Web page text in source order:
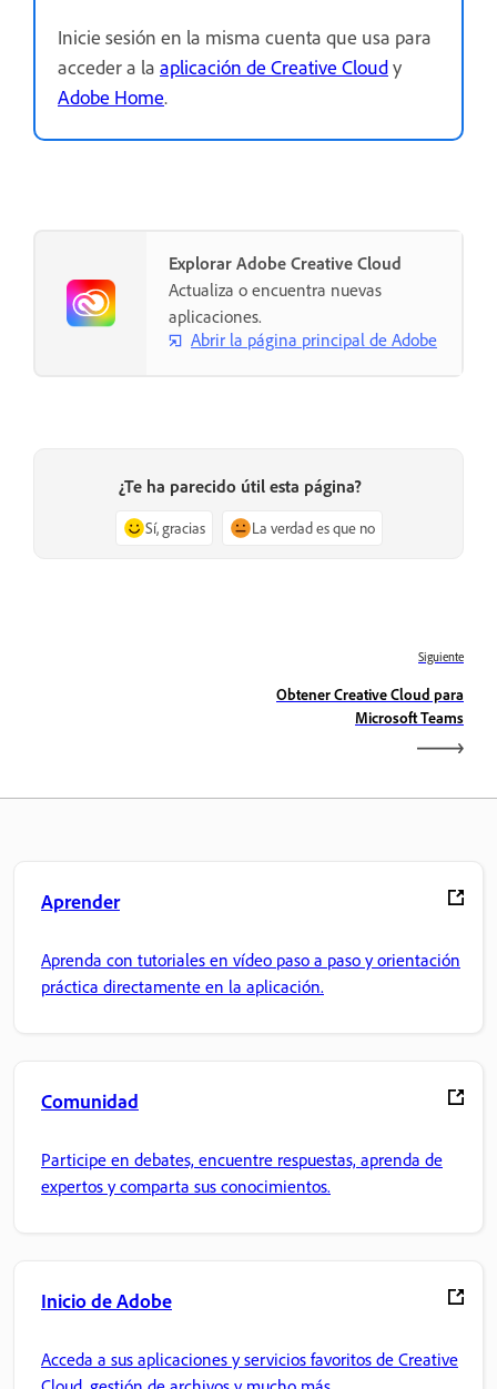
Inicie sesión en la misma cuenta que usa para
acceder a la aplicación de Creative Cloudy
Adobe Home.
Explorar Adobe Creative Cloud
Actualiza o encuentra nuevas
aplicaciones.
Abrir la página principal de Adobe
¿Te ha parecido útil esta página?
Sí, gracias La verdad es que no
Siguiente
Obtener Creative Cloud para
Microsoft Teams
Aprender
Aprenda con tutoriales en vídeo paso a paso y orientación
práctica directamente en la aplicación.
Comunidad
Participe en debates, encuentre respuestas, aprenda de
expertos y comparta sus conocimientos.
Inicio de Adobe
Acceda a sus aplicaciones y servicios favoritos de Creative